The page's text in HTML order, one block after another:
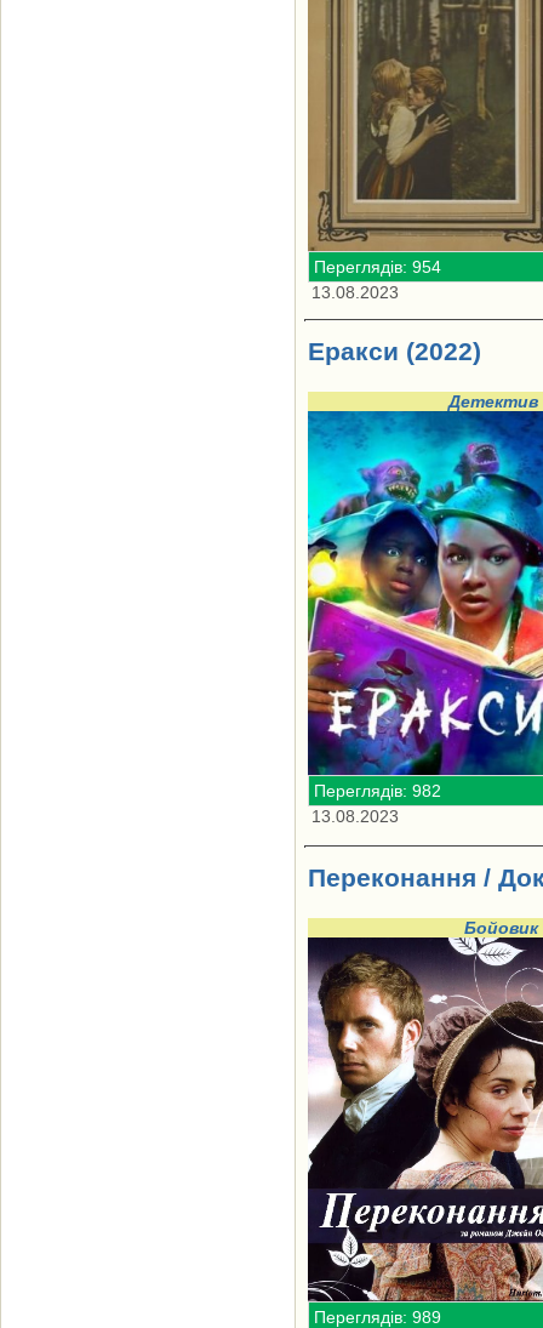
Переглядів: 954
13.08.2023
Еракси (2022)
Детектив
Переглядів: 982
13.08.2023
Переконання /
Бойовик
Переглядів: 989